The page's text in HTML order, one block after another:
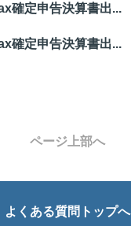
確定申告決算書出...
確定申告決算書出...
ページ上部へ
よくある質問トップへ